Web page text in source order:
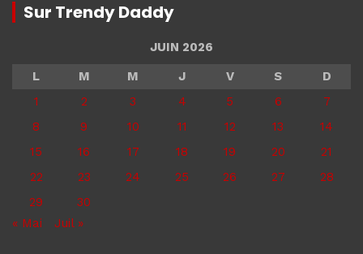
Sur Trendy Daddy
JUIN 2026
L
M M J V S
D
1
2 3 4 5 6
7
8
9 10 11 12 13
14
15
16 17 18 19 20
21
22
23 24 25 26 27
28
29
30
« Mai
Juil »